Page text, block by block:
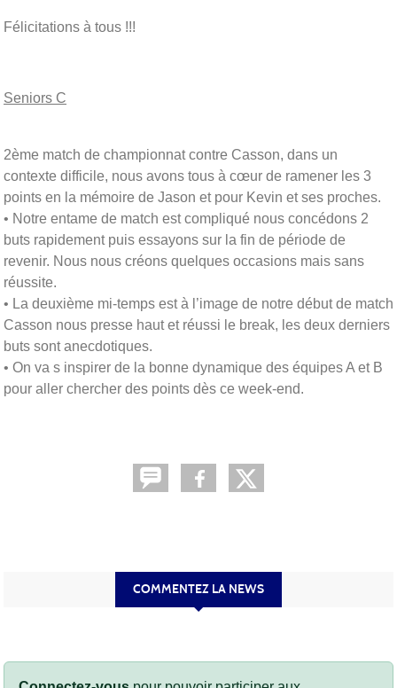
Félicitations à tous !!!
Seniors C
2ème match de championnat contre Casson, dans un
contexte difficile, nous avons tous à cœur de ramener les 3
points en la mémoire de Jason et pour Kevin et ses proches.
• Notre entame de match est compliqué nous concédons 2
buts rapidement puis essayons sur la fin de période de
revenir. Nous nous créons quelques occasions mais sans
réussite.
• La deuxième mi-temps est à l’image de notre début de match
Casson nous presse haut et réussi le break, les deux derniers
buts sont anecdotiques.
• On va s inspirer de la bonne dynamique des équipes A et B
pour aller chercher des points dès ce week-end.
COMMENTEZ LA NEWS